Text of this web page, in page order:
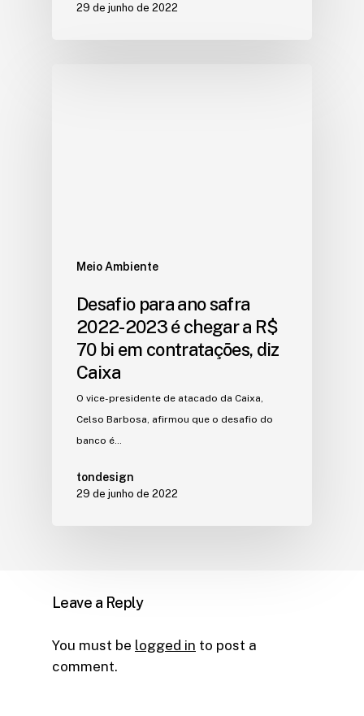
29 de junho de 2022
Meio Ambiente
Desafio para ano safra
2022-2023 é chegar a R$
70 bi em contratações, diz
Caixa
O vice-presidente de atacado da Caixa,
Celso Barbosa, afirmou que o desafio do
banco é…
tondesign
29 de junho de 2022
Leave a Reply
You must be logged in to post a
comment.